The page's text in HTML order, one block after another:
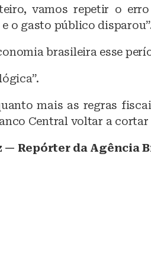
vamos repetir o
o gasto público
brasileira esse
mais as regras
Central voltar a
— Repórter da Agência